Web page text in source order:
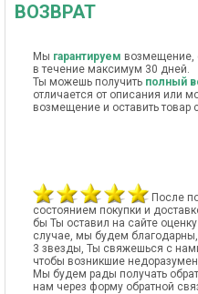
ВОЗВРАТ
Мы гарантируем возмещение,
в течение максимум 30 дней.
Ты можешь получить полный
отличается от описания или
возмещение и оставить товар
После
состоянием покупки и
бы Ты оставил на сайте
случае, мы будем
3 звезды, Ты свяжешься с
чтобы возникшие
Мы будем рады получать
нам через форму обратной